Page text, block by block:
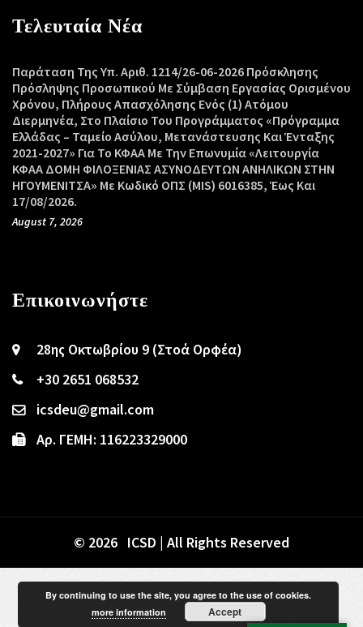
Τελευταία Νέα
Παράταση Της Υπ. Αριθ. 1214/26-06-2026 Πρόσκλησης
Πρόσληψης Προσωπικού Με Σύμβαση Εργασίας Ορισμένου
Χρόνου, Πλήρους Απασχόλησης Ενός (1) Ατόμου
Διερμηνέα, Στο Πλαίσιο Του Προγράμματος «Πρόγραμμα
Ελλάδας – Ταμείο Ασύλου, Μετανάστευσης Και Ένταξης
2021-2027» Για Το ΚΦΑΑ Με Την Επωνυμία «Λειτουργία
ΚΦΑΑ ΔΟΜΗ ΦΙΛΟΞΕΝΙΑΣ ΑΣΥΝΟΔΕΥΤΩΝ ΑΝΗΛΙΚΩΝ ΣΤΗΝ
ΗΓΟΥΜΕΝΙΤΣΑ» Με Κωδικό ΟΠΣ (MIS) 6016385, Έως Και
17/08/2026.
August 7, 2026
Επικοινωνήστε
28ης Οκτωβρίου 9 (Στοά Ορφέα)
+30 2651 068532
icsdeu@gmail.com
Αρ. ΓΕΜΗ: 116223329000
© 2026 ICSD | All Rights Reserved
By continuing to use the site, you agree to the use of cookies.
more information
Accept